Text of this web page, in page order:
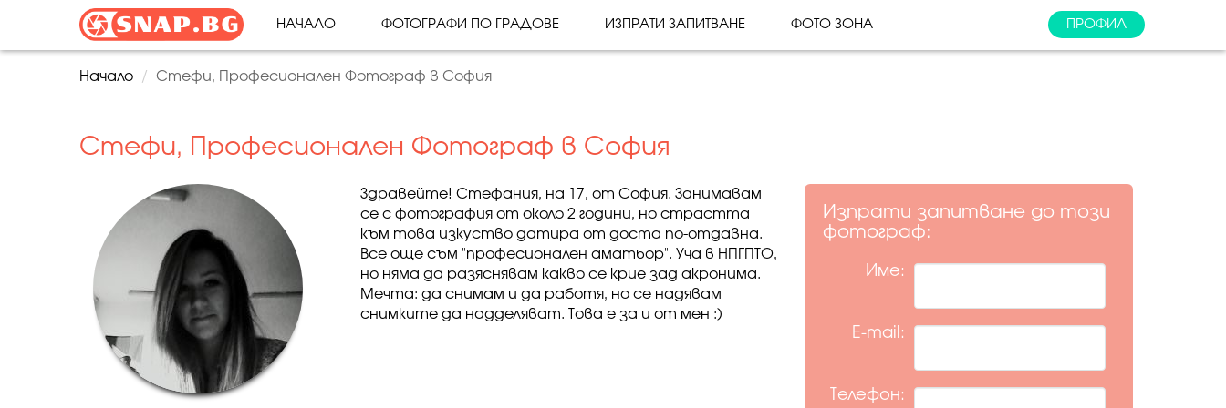
НАЧАЛО ФОТОГРАФИ ПО ГРАДОВЕ ИЗПРАТИ ЗАПИТВАНЕ ФОТО ЗОНА ПРОФИЛ
Начало Стефи, Професионален Фотограф в София
Стефи, Професионален Фотограф в София
Здравейте! Стефания, на 17, от София. Занимавам
се с фотография от около 2 години, но страстта
към това изкуство датира от доста по-отдавна.
Все още съм "професионален аматьор". Уча в НПГПТО,
но няма да разяснявам какво се крие зад акронима.
Мечта: да снимам и да работя, но се надявам
снимките да надделяват. Това е за и от мен :)
Изпрати запитване до този
фотограф:
Име:
E-mail:
Телефон: